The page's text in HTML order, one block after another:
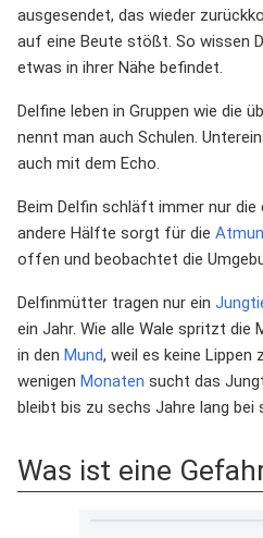
ausgesendet, das wieder
auf eine Beute stößt. So wissen
etwas in ihrer Nähe befindet.
Delfine leben in Gruppen wie die
nennt man auch Schulen.
auch mit dem Echo.
Beim Delfin schläft immer nur die
andere Hälfte sorgt für die
offen und beobachtet die
Delfinmütter tragen nur ein
ein Jahr. Wie alle Wale spritzt die
in den Mund, weil es keine Lippen
wenigen Monaten sucht das
bleibt bis zu sechs Jahre lang bei
Was ist eine